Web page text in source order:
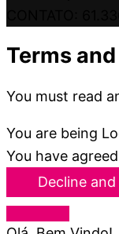
Terms
You must read
You are being
You have
Decline